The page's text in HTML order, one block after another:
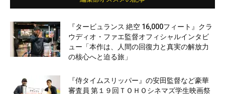
『タービュランス 絶空 16,000フィート』クラ
ウディオ・ファエ監督オフィシャルインタビ
ュー「本作は、人間の回復力と真実の解放力
の核心へと迫る旅」
『侍タイムスリッパー』の安田監督など豪華
審査員 第１９回ＴＯＨＯシネマズ学生映画祭